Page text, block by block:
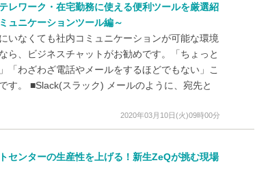
テレワーク・在宅勤務に使える便利ツールを厳選紹
ュニケーションツール編～
いなくても社内コミュニケーションが可能な環境
ら、ビジネスチャットがお勧めです。「ちょっと
「わざわざ電話やメールをするほどでもない」こ
す。 ■Slack(スラック) メールのように、宛先と
2020年03月10日(火)09時00分
センターの生産性を上げる！新生ZeQが挑む現場